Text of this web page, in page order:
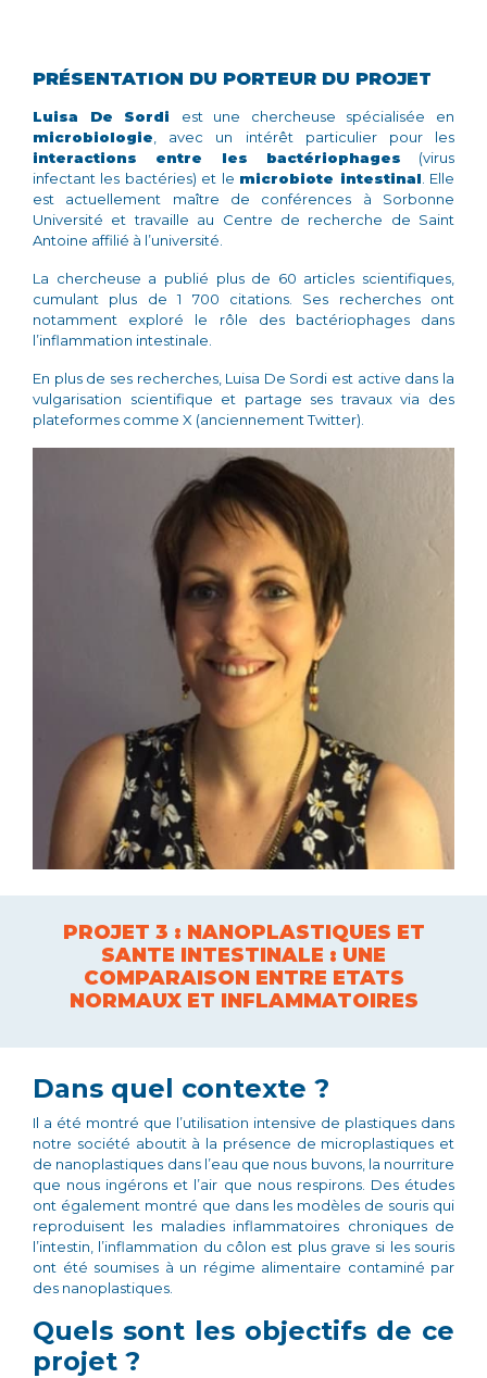
PRÉSENTATION DU PORTEUR DU PROJET
Luisa De Sordi
est une chercheuse spécialisée en
microbiologie , avec un intérêt particulier pour les
interactions entre les bactériophages (virus
infectant les bactéries) et le microbiote intestinal . Elle
est actuellement maître de conférences à Sorbonne
Université et travaille au Centre de recherche de Saint
Antoine affilié à l’université.
La chercheuse a publié plus de 60 articles scientifiques,
cumulant plus de 1 700 citations. Ses recherches ont
notamment exploré le rôle des bactériophages dans
l’inflammation intestinale.
En plus de ses recherches, Luisa De Sordi est active dans la
vulgarisation scientifique et partage ses travaux via des
plateformes comme X (anciennement Twitter).
PROJET 3 : NANOPLASTIQUES ET
SANTE INTESTINALE : UNE
COMPARAISON ENTRE ETATS
NORMAUX ET INFLAMMATOIRES
Dans quel contexte ?
Il a été montré que l’utilisation intensive de plastiques dans
notre société aboutit à la présence de microplastiques et
de nanoplastiques dans l’eau que nous buvons, la nourriture
que nous ingérons et l’air que nous respirons. Des études
ont également montré que dans les modèles de souris qui
reproduisent les maladies inflammatoires chroniques de
l’intestin, l’inflammation du côlon est plus grave si les souris
ont été soumises à un régime alimentaire contaminé par
des nanoplastiques.
Quels sont les objectifs de ce
projet ?